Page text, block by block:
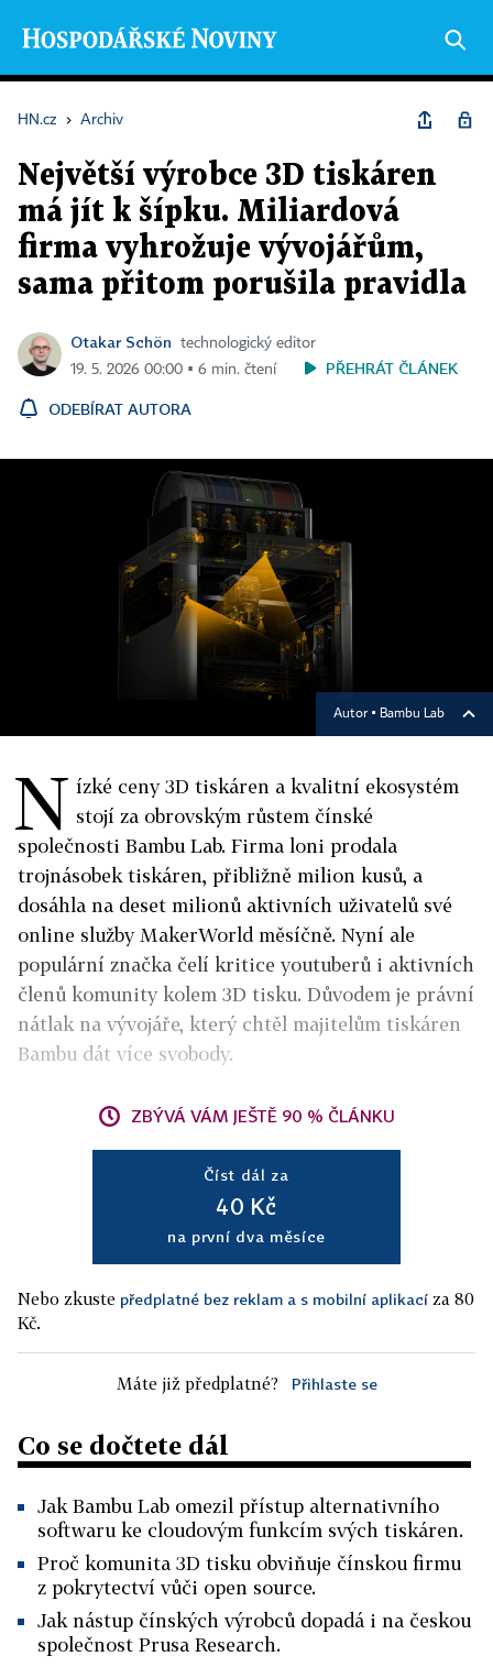
HN.cz › Archiv
Největší výrobce 3D tiskáren
má jít k šípku. Miliardová
firma vyhrožuje vývojářům,
sama přitom porušila pravidla
Otakar Schön
technologický editor
19. 5. 2026 00:00 ▪ 6 min. čtení
PŘEHRÁT ČLÁNEK
ODEBÍRAT AUTORA
Autor ▪ Bambu Lab
N ízké ceny 3D tiskáren a kvalitní ekosystém
stojí za obrovským růstem čínské
společnosti Bambu Lab. Firma loni prodala
trojnásobek tiskáren, přibližně milion kusů, a
dosáhla na deset milionů aktivních uživatelů své
online služby MakerWorld měsíčně. Nyní ale
populární značka čelí kritice youtuberů i aktivních
členů komunity kolem 3D tisku. Důvodem je právní
nátlak na vývojáře, který chtěl majitelům tiskáren
Bambu dát více svobody.
ZBÝVÁ VÁM JEŠTĚ 90 % ČLÁNKU
Číst dál za
40 Kč
na první dva měsíce
Nebo zkuste předplatné bez reklam a s mobilní aplikací za 80
Kč.
Máte již předplatné? Přihlaste se
Co se dočtete dál
Jak Bambu Lab omezil přístup alternativního
softwaru ke cloudovým funkcím svých tiskáren.
Proč komunita 3D tisku obviňuje čínskou firmu
z pokrytectví vůči open source.
Jak nástup čínských výrobců dopadá i na českou
společnost Prusa Research.